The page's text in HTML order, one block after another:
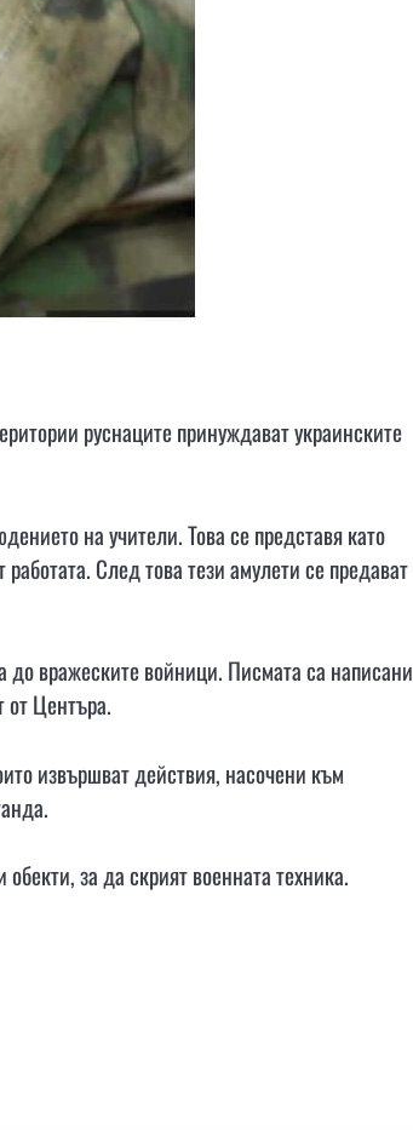
руснаците принуждават украинските
на учители. Това се представя като
След това тези амулети се предават
вражеските войници. Писмата са написани
от Центъра.
извършват действия, насочени към
за да скрият военната техника.